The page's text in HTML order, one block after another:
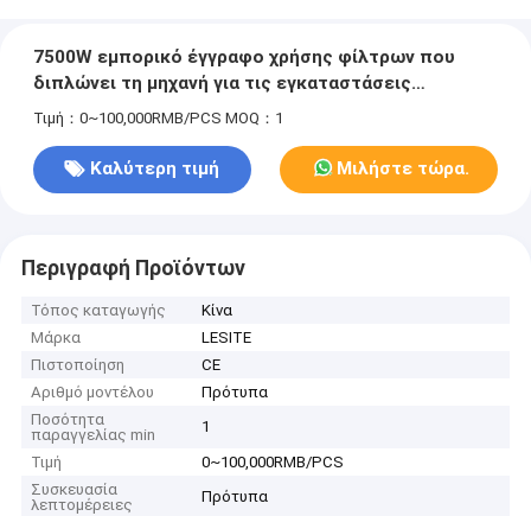
7500W εμπορικό έγγραφο χρήσης φίλτρων που
διπλώνει τη μηχανή για τις εγκαταστάσεις
κατασκευής
Τιμή：0~100,000RMB/PCS MOQ：1
Καλύτερη τιμή Μιλήστε τώρα.
Περιγραφή Προϊόντων
Τόπος καταγωγής
Κίνα
Μάρκα
LESITE
Πιστοποίηση
CE
Αριθμό μοντέλου
Πρότυπα
Ποσότητα
παραγγελίας min
1
Τιμή
0~100,000RMB/PCS
Συσκευασία
λεπτομέρειες
Πρότυπα